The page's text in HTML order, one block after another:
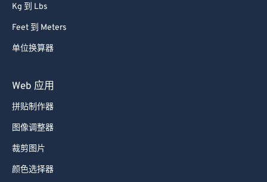
Kg 到 Lbs
Feet 到 Meters
单位换算器
Web 应用
拼贴制作器
图像调整器
裁剪图片
颜色选择器